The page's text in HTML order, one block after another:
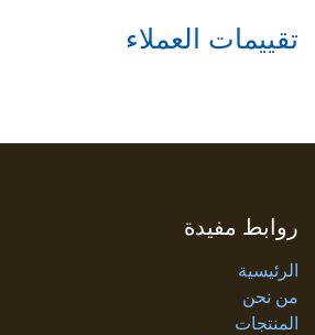
تقييمات العملاء
روابط مفيدة
الرئيسية
من نحن
المنتجات